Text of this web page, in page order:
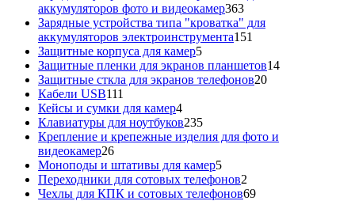
аккумуляторов фото и видеокамер363363
товара
Зарядные устройства типа "кроватка" для
аккумуляторов электроинструмента151
Защитные корпуса для камер55
товаров
Защитные пленки для экранов планшетов1414
Защитные сткла для экранов телефонов2020
Кабели USB111
товаров
Кейсы и сумки для камер44
товара
Клавиатуры для ноутбуков235235
товаров
Крепление и крепежные изделия для фото и
видеокамер2626
товаров
Моноподы и штативы для камер55
товаров
Переходники для сотовых телефонов2
товара
Чехлы для КПК и сотовых телефонов6969